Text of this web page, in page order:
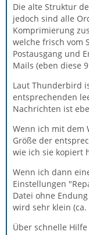
Die alte Struktur
jedoch sind alle
Komprimierung
welche frisch vom
Postausgang und
Mails (eben diese
Laut Thunderbird
entsprechenden
Nachrichten ist
Wenn ich mit dem
Größe der
wie ich sie kopiert
Wenn ich dann
Einstellungen
Datei ohne
wird sehr klein (ca.
Über schnelle